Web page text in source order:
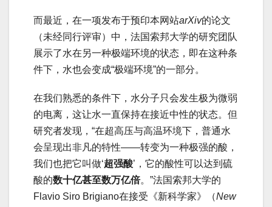
而最近，在一项发布于预印本网站arXiv的论文
（未经同行评审）中，法国索邦大学的研究团队
展示了水在另一种极端环境的状态，即在这种条
件下，水也会变成“极端环境”的一部分。
在我们熟悉的条件下，水分子只会发生极为微弱
的电离，这让水一直保持在接近中性的状态。但
研究者发现，“在超高压与高温环境下，普通水
会呈现出非凡的特性——转变为一种极强的酸，
我们也把它叫做‘超强酸’，它的酸性可以达到硫
酸的数十亿甚至数万亿倍。”法国索邦大学的
Flavio Siro Brigiano在接受《新科学家》（New